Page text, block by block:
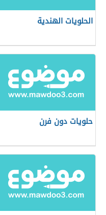
الحلويات الهندية
حلويات دون فرن